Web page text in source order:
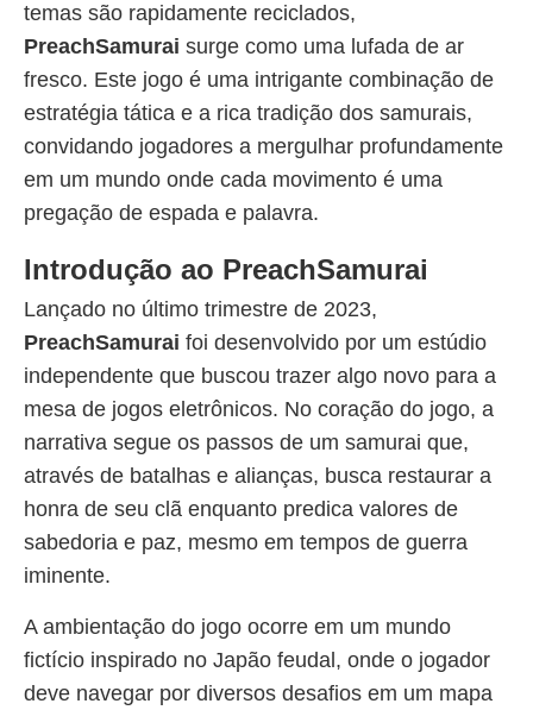
temas são rapidamente reciclados,
PreachSamurai surge como uma lufada de ar
fresco. Este jogo é uma intrigante combinação de
estratégia tática e a rica tradição dos samurais,
convidando jogadores a mergulhar profundamente
em um mundo onde cada movimento é uma
pregação de espada e palavra.
Introdução ao PreachSamurai
Lançado no último trimestre de 2023,
PreachSamurai foi desenvolvido por um estúdio
independente que buscou trazer algo novo para a
mesa de jogos eletrônicos. No coração do jogo, a
narrativa segue os passos de um samurai que,
através de batalhas e alianças, busca restaurar a
honra de seu clã enquanto predica valores de
sabedoria e paz, mesmo em tempos de guerra
iminente.
A ambientação do jogo ocorre em um mundo
fictício inspirado no Japão feudal, onde o jogador
deve navegar por diversos desafios em um mapa